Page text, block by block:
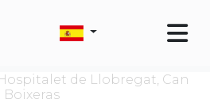
de Llobregat, Can
Boixeras